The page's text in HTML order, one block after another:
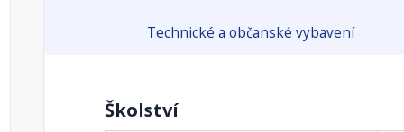
Technické a občanské vybavení
Školství